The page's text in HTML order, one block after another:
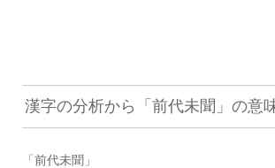
漢字の分析から「前代未聞」の意
「前代未聞」